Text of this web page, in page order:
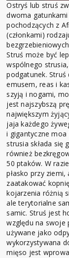
Ostryś lub struś
dwoma
pochodzących z
(członkami)
Struś może być
wspólnego
podgatunek.
emusem, reas i
szyją i nogami,
jest najszybszą
największym
jaja każdego
i gigantyczne moa
strusia składa się
również
50 ptaków. W
płasko przy
zaatakować
kojarzenia różnią
ale terytorialne
samic. Struś jest
względu na swoje
używane jako
wykorzystywana
mięso jest